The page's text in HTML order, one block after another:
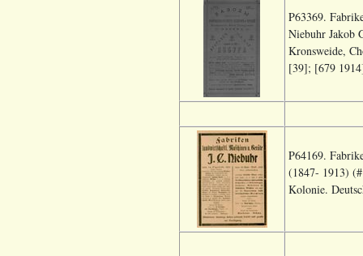
P63369.
Niebuhr Jakob
Kronsweide,
[39]; [679
P64169.
(1847- 1913)
Kolonie.